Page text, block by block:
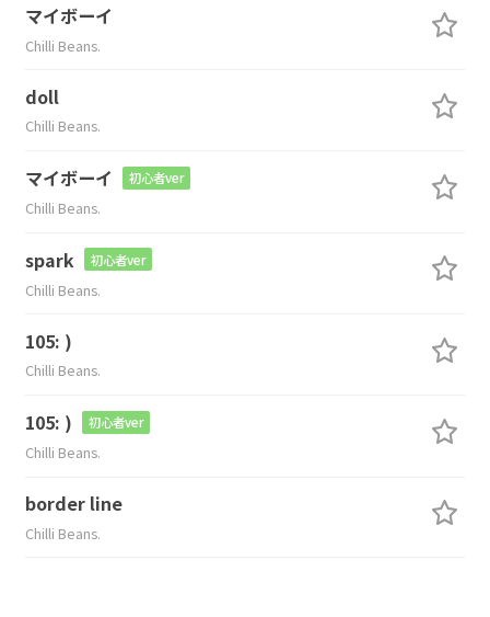
マイボーイ
Chilli Beans.
doll
Chilli Beans.
マイボーイ 初心者ver
Chilli Beans.
spark 初心者ver
Chilli Beans.
105: )
Chilli Beans.
105: ) 初心者ver
Chilli Beans.
border line
Chilli Beans.